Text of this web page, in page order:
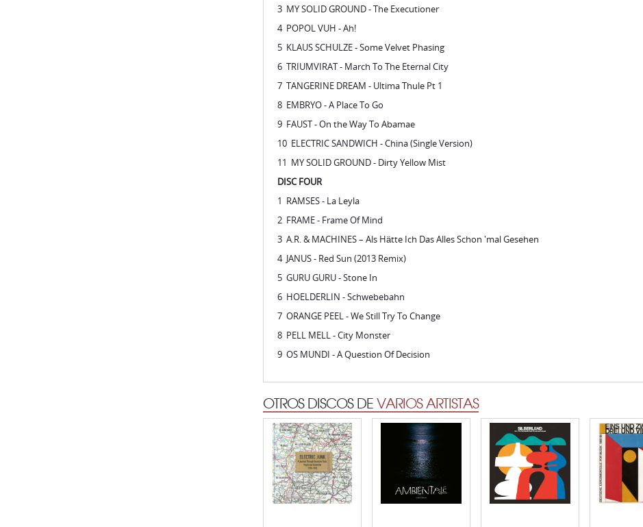
6 TRIUMVIRAT - March To The Eternal City
7 TANGERINE DREAM - Ultima Thule Pt 1
8 EMBRYO - A Place To Go
9 FAUST - On the Way To Abamae
10 ELECTRIC SANDWICH - China (Single Version)
11 MY SOLID GROUND - Dirty Yellow Mist
DISC FOUR
1 RAMSES - La Leyla
2 FRAME - Frame Of Mind
3 A.R. & MACHINES – Als Hätte Ich Das Alles Schon 'mal Gesehen
4 JANUS - Red Sun (2013 Remix)
5 GURU GURU - Stone In
6 HOELDERLIN - Schwebebahn
7 ORANGE PEEL - We Still Try To Change
8 PELL MELL - City Monster
9 OS MUNDI - A Question Of Decision
OTROS DISCOS DEVARIOS ARTISTAS
VARIOS ARTISTAS
ELECTRIC JUNK -
DEUTSCHE ROCK,
PSYCH AND KOSMICHE
VARIOS ARTISTAS
AMBIENTALE
(COMPILED BY
CHARLES BALS)
VARIOS ARTISTAS
SILBERLAND VOL.1.
THE PSYCHEDELIC SIDE
OF KOSMISCHE MUSIK
VARIOS
EINS UND
DREI